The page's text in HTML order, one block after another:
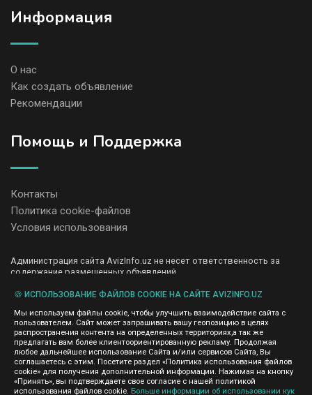
Информация
О нас
Как создать объявление
Рекомендации
Помощь и Поддержка
Контакты
Политика cookie-файлов
Условия использования
Администрация сайта AvizInfo.uz не несет ответственность за
содержание размещенных объявлений.
передаем и не продаем личную информацию зарегистрированных
правила конфиденциальности сайтов на которые ссылается
AvizInfo.uz. На некоторых страницах нашего сайта представлена
реклама Google Adsense Advertising Network. Чтобы узнать
подробней о правилах конфиденциальности Google нажмите тут
🍪 ИСПОЛЬЗОВАНИЕ ФАЙЛОВ COOKIE НА САЙТЕ AVIZINFO.UZ
Мы используем файлы cookie, чтобы улучшить взаимодействие сайта с
пользователем. Сайт может запрашивать вашу геопозицию в целях
распространения контента на определенных территориях,а так же
предлагать вам более клиентоориентированную рекламу. Продолжая
любое дальнейшее использование Сайта и/или сервисов Сайта, Вы
соглашаетесь с этим. Посетите раздел «Политика использования файлов
cookie» для получения дополнительной информации. Нажимая на кнопку
«Принять», вы подтверждаете свое согласие с нашей политикой
использования файлов cookie. Больше информации об использовании кук